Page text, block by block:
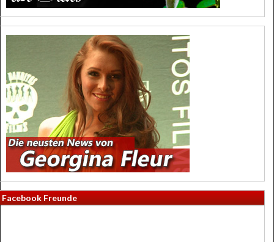
Facebook Freunde